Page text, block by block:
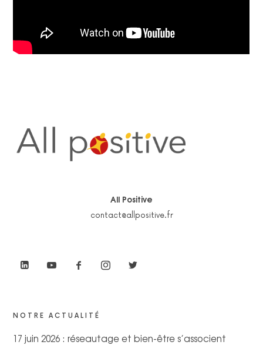
All Positive
contact@allpositive.fr
NOTRE ACTUALITÉ
17 juin 2026 : réseautage et bien-être s’associent